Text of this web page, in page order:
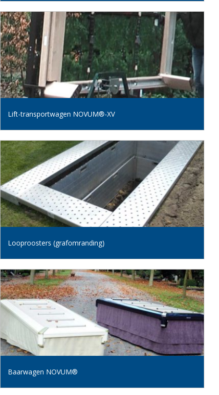
Lift-transportwagen NOVUM®-XV
Looproosters (grafomranding)
Baarwagen NOVUM®